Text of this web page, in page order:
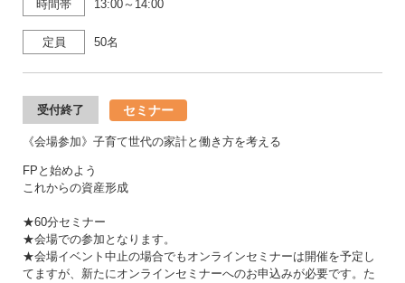
時間帯 13:00～14:00
定員 50名
受付終了 セミナー
《会場参加》子育て世代の家計と働き方を考える
FPと始めよう
これからの資産形成
★60分セミナー
★会場での参加となります。
★会場イベント中止の場合でもオンラインセミナーは開催を予定し
てますが、新たにオンラインセミナーへのお申込みが必要です。た